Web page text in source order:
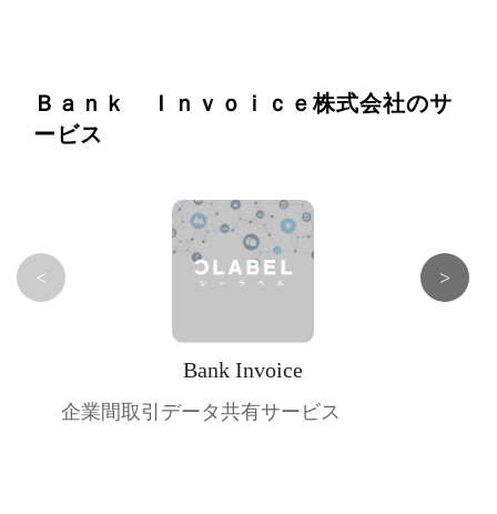
Ｂａｎｋ Ｉｎｖｏｉｃｅ株式会社のサ
ービス
Bank Invoice
企業間取引データ共有サービス
< >